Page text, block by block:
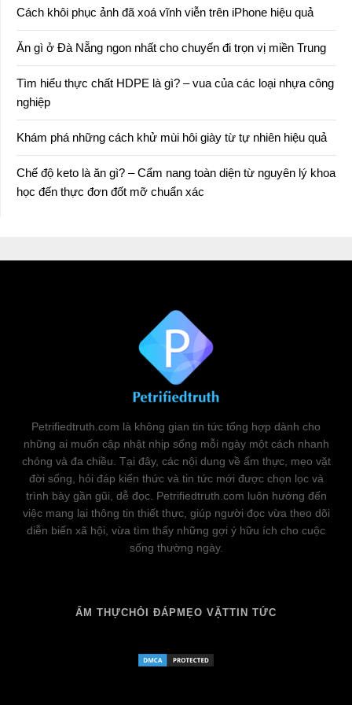
Cách khôi phục ảnh đã xoá vĩnh viễn trên iPhone hiệu quả
Ăn gì ở Đà Nẵng ngon nhất cho chuyến đi trọn vị miền Trung
Tìm hiểu thực chất HDPE là gì? – vua của các loại nhựa công
nghiệp
Khám phá những cách khử mùi hôi giày từ tự nhiên hiệu quả
Chế độ keto là ăn gì? – Cẩm nang toàn diện từ nguyên lý khoa
học đến thực đơn đốt mỡ chuẩn xác
Petrifiedtruth.com là không gian tin tức tổng hợp dành cho
những ai muốn cập nhật nhịp sống mỗi ngày một cách nhanh
chóng và đa chiều. Tại đây, các nội dung về ẩm thực, mẹo vặt
đời sống, hỏi đáp kiến thức và tin tức mới được chọn lọc và
trình bày gần gũi, dễ đọc. Petrifiedtruth.com luôn hướng đến
việc mang lại thông tin thiết thực, giúp người đọc vừa theo dõi
diễn biến xã hội, vừa tìm thấy những gợi ý hữu ích cho cuộc
sống thường ngày.
ẨM THỰC HỎI ĐÁP MẸO VẶTTIN TỨC